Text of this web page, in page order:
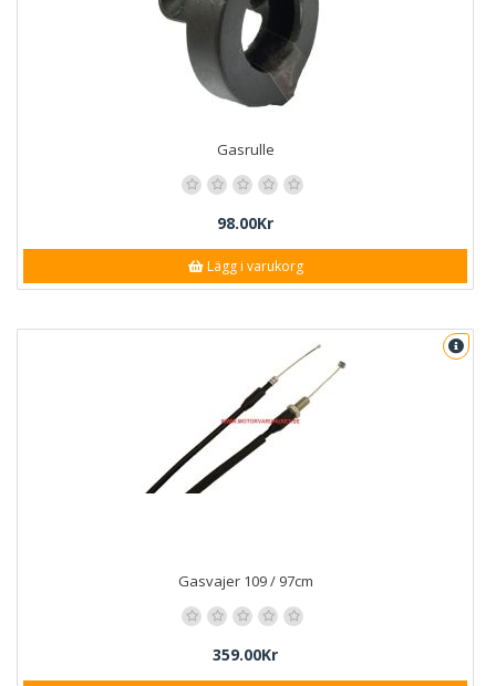
Gasrulle
98.00Kr
Lägg i varukorg
Gasvajer 109 / 97cm
359.00Kr